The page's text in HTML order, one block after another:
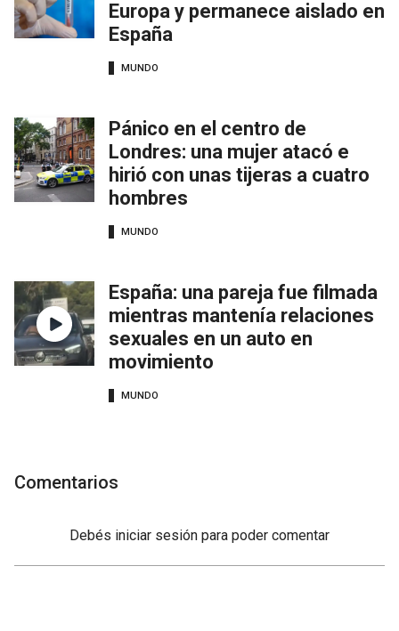
Europa y permanece aislado en
España
MUNDO
Pánico en el centro de
Londres: una mujer atacó e
hirió con unas tijeras a cuatro
hombres
MUNDO
España: una pareja fue filmada
mientras mantenía relaciones
sexuales en un auto en
movimiento
MUNDO
Comentarios
Debés iniciar sesión para poder comentar